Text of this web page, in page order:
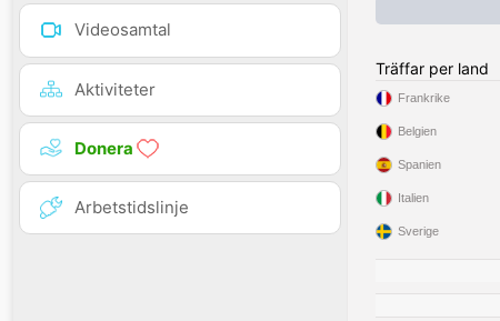
Videosamtal
Aktiviteter
Donera
Arbetstidslinje
Träffar per land
Frankrike
Belgien
Spanien
Italien
Sverige